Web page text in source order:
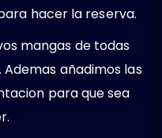
hacer la reserva.
mangas de todas
. Ademas añadimos las
para que sea